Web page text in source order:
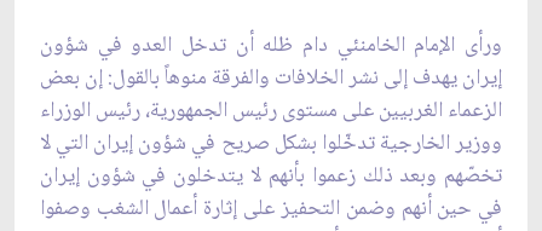
ورأى الإمام الخامنئي دام ظله أن تدخل العدو في شؤون
إيران يهدف إلى نشر الخلافات والفرقة منوهاً بالقول: إن بعض
الزعماء الغربيين على مستوى رئيس الجمهورية، رئيس الوزراء
ووزير الخارجية تدخّلوا بشكل صريح في شؤون إيران التي لا
تخصّهم وبعد ذلك زعموا بأنهم لا يتدخلون في شؤون إيران
في حين أنهم وضمن التحفيز على إثارة أعمال الشغب وصفوا